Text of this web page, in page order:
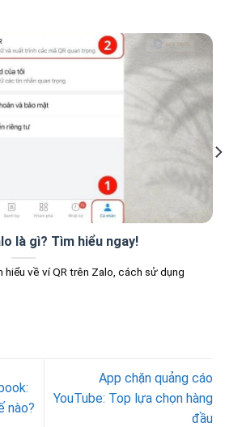
là gì? Tìm hiểu ngay!
hiểu về ví QR trên Zalo, cách sử dụng
nào?
App chặn quảng cáo
YouTube: Top lựa chọn hàng
đầu